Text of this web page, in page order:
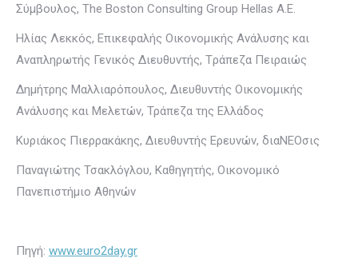
Σύμβουλος, The Boston Consulting Group Hellas Α.Ε.
Ηλίας Λεκκός, Επικεφαλής Οικονομικής Ανάλυσης και
Αναπληρωτής Γενικός Διευθυντής, Tράπεζα Πειραιώς
Δημήτρης Μαλλιαρόπουλος, Διευθυντής Οικονομικής
Ανάλυσης και Μελετών, Τράπεζα της Ελλάδος
Κυριάκος Πιερρακάκης, Διευθυντής Ερευνών, διαΝΕΟσις
Παναγιώτης Τσακλόγλου, Καθηγητής, Οικονομικό
Πανεπιστήμιο Αθηνών
Πηγή: www.euro2day.gr